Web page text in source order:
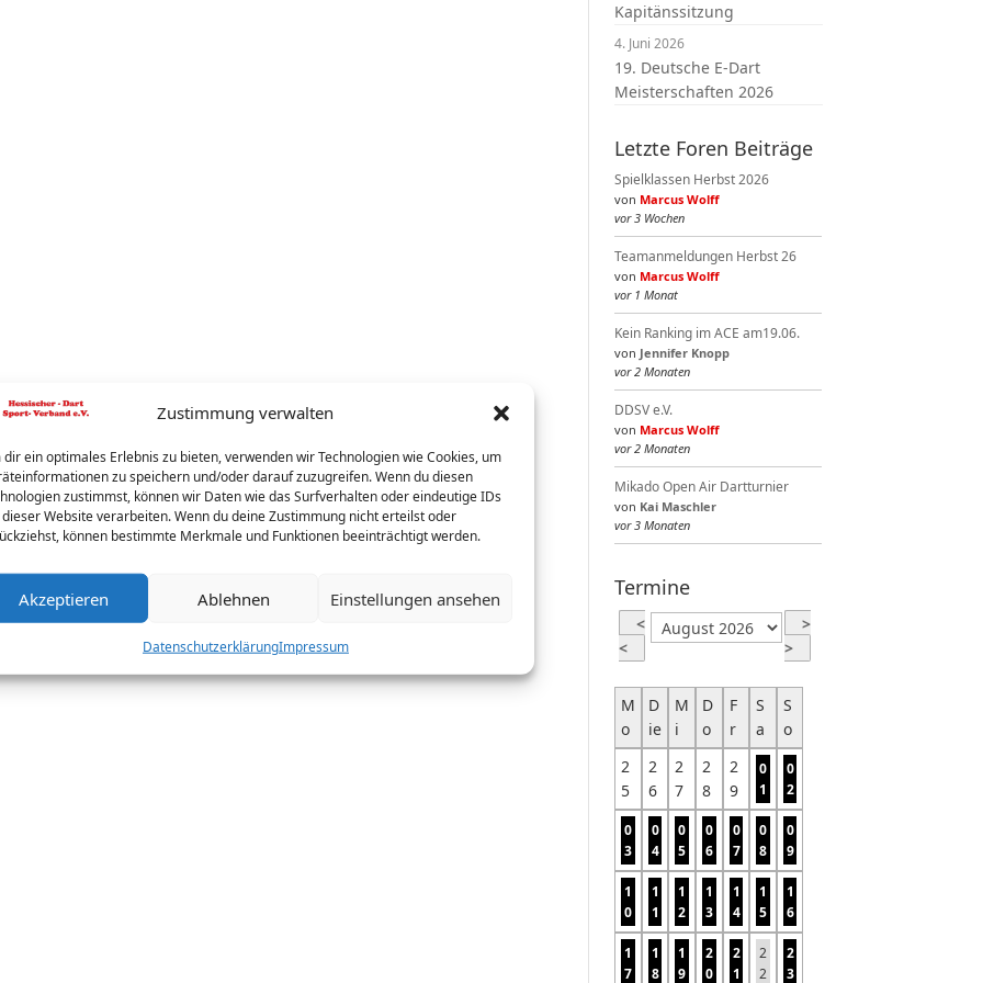
Zustimmung verwalten
dir ein optimales Erlebnis zu bieten, verwenden wir Technologien wie Cookies, um
zu speichern und/oder darauf zuzugreifen. Wenn du diesen
zustimmst, können wir Daten wie das Surfverhalten oder eindeutige IDs
Website verarbeiten. Wenn du deine Zustimmung nicht erteilst oder
können bestimmte Merkmale und Funktionen beeinträchtigt werden.
Akzeptieren Ablehnen Einstellungen ansehen
DatenschutzerklärungImpressum
Kapitänssitzung
19. Deutsche E-Dart
Meisterschaften 2026
4. Juni 2026
Letzte Foren Beiträge
Spielklassen Herbst 2026
von Marcus Wolff
vor 3 Wochen
Teamanmeldungen Herbst 26
von Marcus Wolff
vor 1 Monat
Kein Ranking im ACE am19.06.
von Jennifer Knopp
vor 2 Monaten
DDSV e.V.
von Marcus Wolff
vor 2 Monaten
Mikado Open Air Dartturnier
von Kai Maschler
vor 3 Monaten
Termine
<
<
>
>
M
o
D
ie
M
i
D
o
F
r
S
a
S
o
2
5
2
6
2
7
2
8
2
9
0
1
0
2
0
3
0
4
0
5
0
6
0
7
0
8
0
9
1
0
1
1
1
2
1
3
1
4
1
5
1
6
1
7
1
8
1
9
2
0
2
1
2
2
2
3